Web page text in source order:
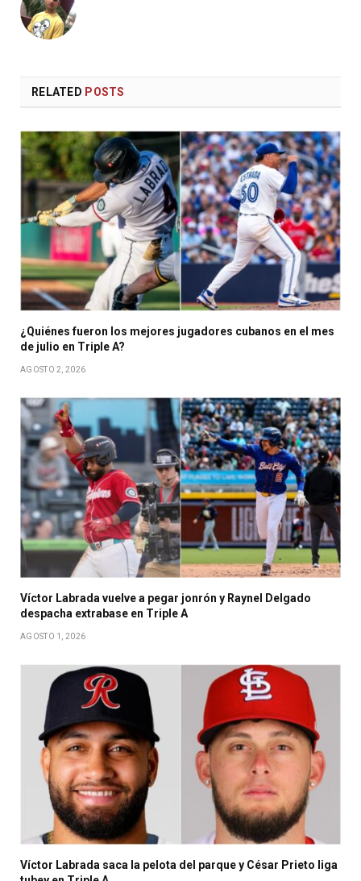
RELATED POSTS
¿Quiénes fueron los mejores jugadores cubanos en el mes
de julio en Triple A?
AGOSTO 2, 2026
Víctor Labrada vuelve a pegar jonrón y Raynel Delgado
despacha extrabase en Triple A
AGOSTO 1, 2026
Víctor Labrada saca la pelota del parque y César Prieto liga